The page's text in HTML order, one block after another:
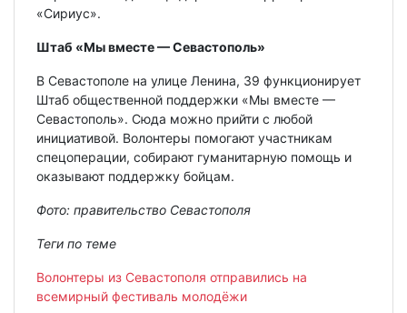
«Сириус».
Штаб «Мы вместе — Севастополь»
В Севастополе на улице Ленина, 39 функционирует
Штаб общественной поддержки «Мы вместе —
Севастополь». Сюда можно прийти с любой
инициативой. Волонтеры помогают участникам
спецоперации, собирают гуманитарную помощь и
оказывают поддержку бойцам.
Фото: правительство Севастополя
Теги по теме
Волонтеры из Севастополя отправились на
всемирный фестиваль молодёжи